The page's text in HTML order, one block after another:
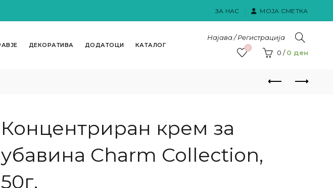
ЗА НАС МОЈА СМЕТКА
ДЕКОРАТИВА ДОДАТОЦИ КАТАЛОГ
Најава / Регистрација
0
0 / 0 ден
Концентриран крем за
убавина Charm Collection,
50г.